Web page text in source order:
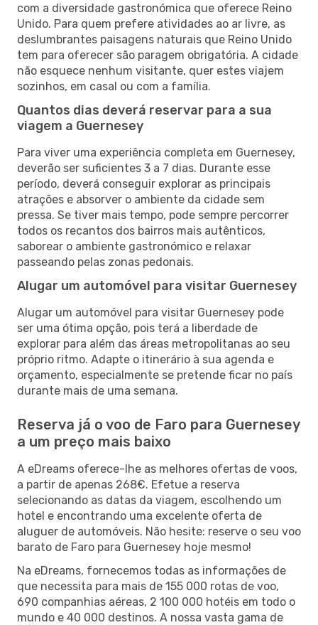
com a diversidade gastronómica que oferece Reino
Unido. Para quem prefere atividades ao ar livre, as
deslumbrantes paisagens naturais que Reino Unido
tem para oferecer são paragem obrigatória. A cidade
não esquece nenhum visitante, quer estes viajem
sozinhos, em casal ou com a família.
Quantos dias deverá reservar para a sua
viagem a Guernesey
Para viver uma experiência completa em Guernesey,
deverão ser suficientes 3 a 7 dias. Durante esse
período, deverá conseguir explorar as principais
atrações e absorver o ambiente da cidade sem
pressa. Se tiver mais tempo, pode sempre percorrer
todos os recantos dos bairros mais autênticos,
saborear o ambiente gastronómico e relaxar
passeando pelas zonas pedonais.
Alugar um automóvel para visitar Guernesey
Alugar um automóvel para visitar Guernesey pode
ser uma ótima opção, pois terá a liberdade de
explorar para além das áreas metropolitanas ao seu
próprio ritmo. Adapte o itinerário à sua agenda e
orçamento, especialmente se pretende ficar no país
durante mais de uma semana.
Reserva já o voo de Faro para Guernesey
a um preço mais baixo
A eDreams oferece-lhe as melhores ofertas de voos,
a partir de apenas 268€. Efetue a reserva
selecionando as datas da viagem, escolhendo um
hotel e encontrando uma excelente oferta de
aluguer de automóveis. Não hesite: reserve o seu voo
barato de Faro para Guernesey hoje mesmo!
Na eDreams, fornecemos todas as informações de
que necessita para mais de 155 000 rotas de voo,
690 companhias aéreas, 2 100 000 hotéis em todo o
mundo e 40 000 destinos. A nossa vasta gama de